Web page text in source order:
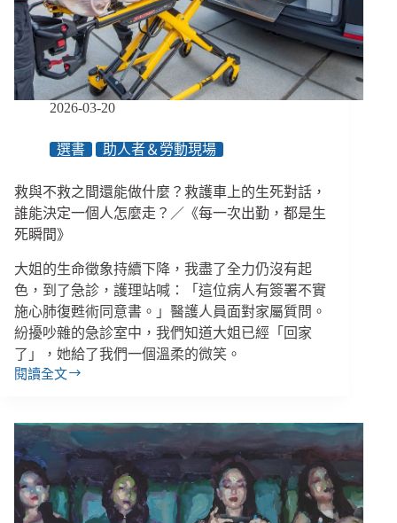
裡
不
只
雜
物，
還
的
等
待
《從
囤
積
屋
開
始
的
2026-03-20
選書 助人者＆勞動現場
救與不救之間還能做什麼？救護車上的生死對話，
誰能決定一個人怎麼走？／《每一次出勤，都是生
死瞬間》
大姐的生命徵象持續下降，我盡了全力仍沒有起
色，到了急診，護理站喊：「這位病人有簽署不實
施心肺復甦術同意書。」醫護人員面對家屬質問。
紛擾吵雜的急診室中，我們知道大姐已經「回家
了」，她給了我們一個溫柔的微笑。
閱讀全文
救
救
之
間
還
能